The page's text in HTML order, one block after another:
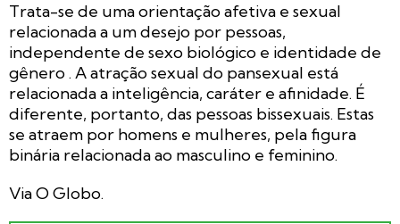
Trata-se de uma orientação afetiva e sexual
relacionada a um desejo por pessoas,
independente de sexo biológico e identidade de
gênero . A atração sexual do pansexual está
relacionada a inteligência, caráter e afinidade. É
diferente, portanto, das pessoas bissexuais. Estas
se atraem por homens e mulheres, pela figura
binária relacionada ao masculino e feminino.
Via O Globo.